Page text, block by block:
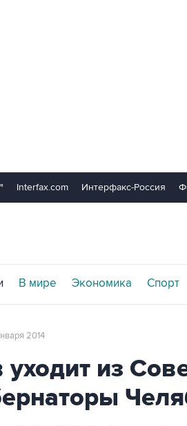
Interfax.com Интерфакс-Россия
В мире Экономика Спорт
2014
уходит из